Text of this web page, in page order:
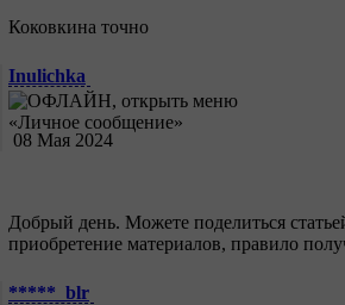
Коковкина точно
Inulichka
08 Мая 2024
Добрый день. Можете поделиться
приобретение материалов, правило
*****_blr